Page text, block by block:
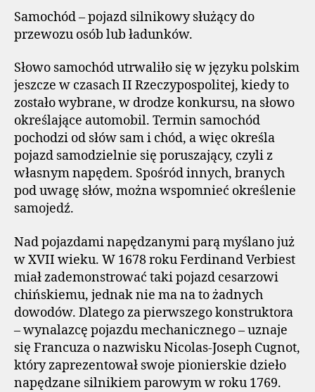
Samochód – pojazd silnikowy służący do
przewozu osób lub ładunków.
Słowo samochód utrwaliło się w języku polskim
jeszcze w czasach II Rzeczypospolitej, kiedy to
zostało wybrane, w drodze konkursu, na słowo
określające automobil. Termin samochód
pochodzi od słów sam i chód, a więc określa
pojazd samodzielnie się poruszający, czyli z
własnym napędem. Spośród innych, branych
pod uwagę słów, można wspomnieć określenie
samojedź.
Nad pojazdami napędzanymi parą myślano już
w XVII wieku. W 1678 roku Ferdinand Verbiest
miał zademonstrować taki pojazd cesarzowi
chińskiemu, jednak nie ma na to żadnych
dowodów. Dlatego za pierwszego konstruktora
– wynalazcę pojazdu mechanicznego – uznaje
się Francuza o nazwisku Nicolas-Joseph Cugnot,
który zaprezentował swoje pionierskie dzieło
napędzane silnikiem parowym w roku 1769.